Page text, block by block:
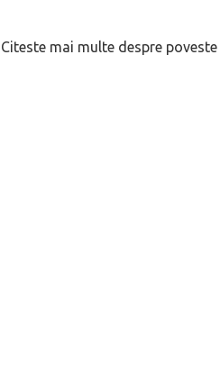
Citeste mai multe despre poveste